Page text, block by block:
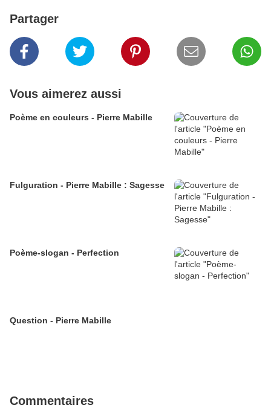
Partager
Vous aimerez aussi
Poème en couleurs - Pierre Mabille
Fulguration - Pierre Mabille : Sagesse
Poème-slogan - Perfection
Question - Pierre Mabille
Commentaires